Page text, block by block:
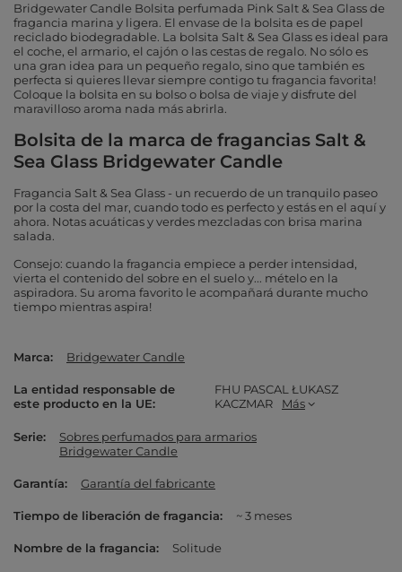
Bridgewater Candle Bolsita perfumada Pink Salt & Sea Glass de
fragancia marina y ligera. El envase de la bolsita es de papel
reciclado biodegradable. La bolsita Salt & Sea Glass es ideal para
el coche, el armario, el cajón o las cestas de regalo. No sólo es
una gran idea para un pequeño regalo, sino que también es
perfecta si quieres llevar siempre contigo tu fragancia favorita!
Coloque la bolsita en su bolso o bolsa de viaje y disfrute del
maravilloso aroma nada más abrirla.
Bolsita de la marca de fragancias Salt &
Sea Glass Bridgewater Candle
Fragancia Salt & Sea Glass - un recuerdo de un tranquilo paseo
por la costa del mar, cuando todo es perfecto y estás en el aquí y
ahora. Notas acuáticas y verdes mezcladas con brisa marina
salada.
Consejo: cuando la fragancia empiece a perder intensidad,
vierta el contenido del sobre en el suelo y... mételo en la
aspiradora. Su aroma favorito le acompañará durante mucho
tiempo mientras aspira!
Marca Bridgewater Candle
La entidad responsable de
este producto en la UE
FHU PASCAL ŁUKASZ
KACZMAR
Más
Serie
Sobres perfumados para armarios
Bridgewater Candle
Garantía Garantía del fabricante
Tiempo de liberación de fragancia ~ 3 meses
Nombre de la fragancia Solitude